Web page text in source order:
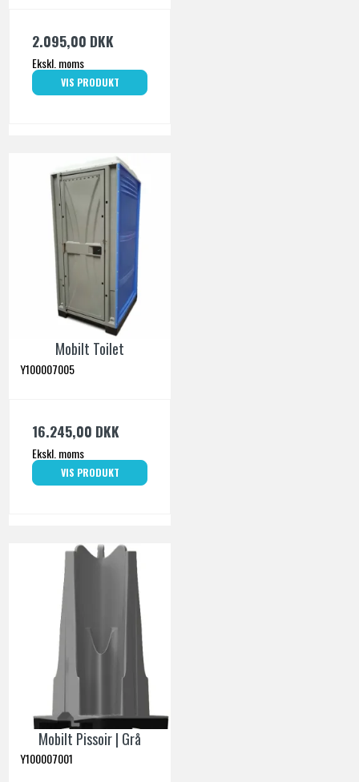
2.095,00 DKK
Ekskl. moms
VIS PRODUKT
Mobilt Toilet
Y100007005
16.245,00 DKK
Ekskl. moms
VIS PRODUKT
Mobilt Pissoir | Grå
Y100007001